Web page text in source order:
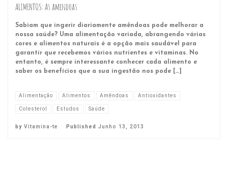
ALIMENTOS: As amendoas
Sabiam que ingerir diariamente amêndoas pode melhorar a
nossa saúde? Uma alimentação variada, abrangendo várias
cores e alimentos naturais é a opção mais saudável para
garantir que recebemos vários nutrientes e vitaminas. No
entanto, é sempre interessante conhecer cada alimento e
saber os benefícios que a sua ingestão nos pode […]
Alimentação Alimentos Amêndoas
Antioxidantes
Colesterol
Estudos Saúde
by Vitamina-te Published Junho 13, 2013